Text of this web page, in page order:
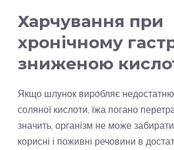
Харчування при
хронічному
зниженою
Якщо шлунок виробляє недостатню
соляної кислоти, їжа погано
значить, організм не може забирати
корисні і поживні речовини в